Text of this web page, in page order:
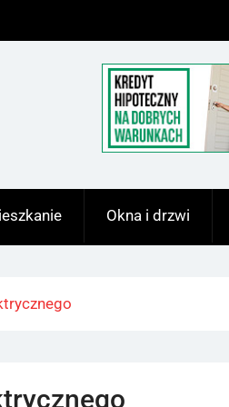
Okna i drzwi